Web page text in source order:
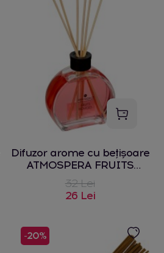
Difuzor arome cu bețișoare
ATMOSPERA FRUITS
ROUGES 100 ml
32 Lei
26 Lei
-20%